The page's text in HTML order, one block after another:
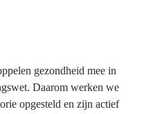
gezondheid mee in
Daarom werken we
opgesteld en zijn actief